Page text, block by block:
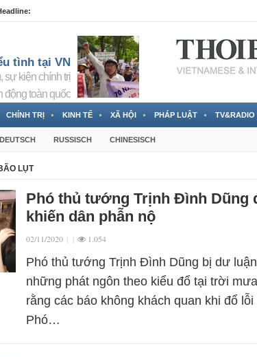
tình tại VN
sự kiện chính trị
động toàn quốc
CHÍNH TRỊ KINH TẾ XÃ HỘI PHÁP LUẬT TV&RADIO
DEUTSCH RUSSISCH CHINESISCH
LỤT
Phó thủ tướng Trịnh Đình Dũng
khiến dân phẫn nộ
02/11/2020 | | 1.054
Phó thủ tướng Trịnh Đình Dũng bị dư
những phát ngôn theo kiểu đổ tại trời
rằng các báo không khách quan khi đổ
Phó…